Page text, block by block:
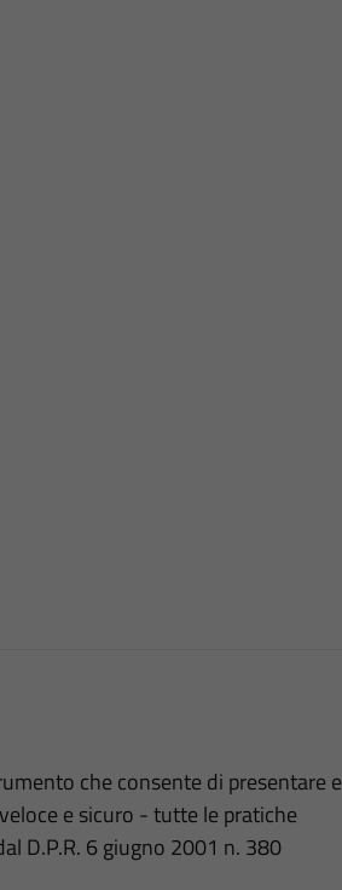
che consente di presentare e
e sicuro - tutte le pratiche
D.P.R. 6 giugno 2001 n. 380